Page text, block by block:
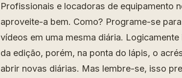
Profissionais e locadoras de equipamento
aproveite-a bem. Como? Programe-se
vídeos em uma mesma diária.
da edição, porém, na ponta do lápis, o
abrir novas diárias. Mas lembre-se, isso